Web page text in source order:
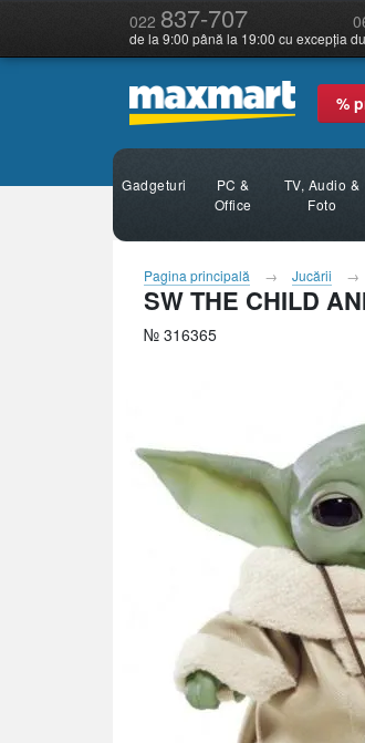
022 837-707
de la 9:00 până la 19:00 cu excepția
%
Gadgeturi
PC &
Office
TV, Audio &
Foto
Pagina principală Jucării
SW THE CHILD
№ 316365